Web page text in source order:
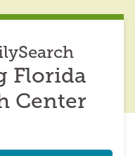
Florida
Center